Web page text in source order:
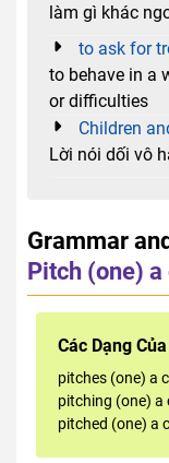
làm gì khác
to ask for
to behave in a
or difficulties
Children
Lời nói dối vô
Grammar
Pitch (one)
Các Dạng
pitches (one) a
pitching (one) a
pitched (one) a